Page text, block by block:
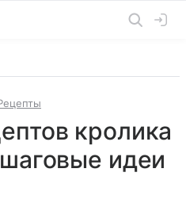
кролика
идеи